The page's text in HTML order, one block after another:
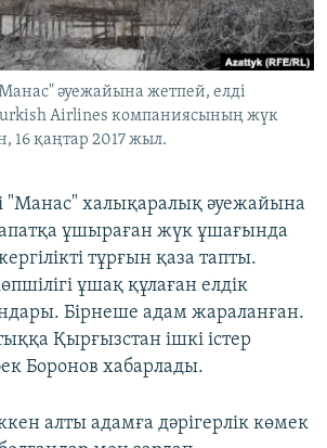
әуежайына жетпей, елді
Airlines компаниясының жүк
16 қаңтар 2017 жыл.
"Манас" халықаралық әуежайына
ұшыраған жүк ұшағында
тұрғын қаза тапты.
ұшақ құлаған елдік
Бірнеше адам жараланған.
Қырғызстан ішкі істер
Боронов хабарлады.
алты адамға дәрігерлік көмек